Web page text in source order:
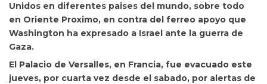
Unidos en diferentes paises del mundo, sobre todo
en Oriente Proximo, en contra del ferreo apoyo que
Washington ha expresado a Israel ante la guerra de
Gaza.
El Palacio de Versalles, en Francia, fue evacuado este
jueves, por cuarta vez desde el sabado, por alertas de